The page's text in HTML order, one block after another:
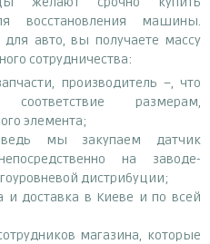
восстановления машины.
авто, вы получаете массу
сотрудничества:
производитель –, что
размерам,
элемента;
ведь мы закупаем датчик
на заводе-
дистрибуции;
и доставка в Киеве и по всей
магазина, которые